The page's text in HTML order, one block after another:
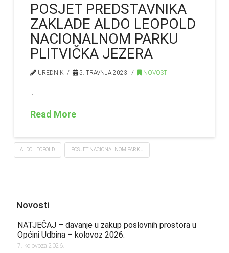
POSJET PREDSTAVNIKA
ZAKLADE ALDO LEOPOLD
NACIONALNOM PARKU
PLITVIČKA JEZERA
UREDNIK 5. TRAVNJA 2023. NOVOSTI
Read More
ALDO LEOPOLD POSJET NACIONALNOM PARKU
Novosti
NATJEČAJ – davanje u zakup poslovnih prostora u
Općini Udbina – kolovoz 2026.
7. kolovoza 2026.